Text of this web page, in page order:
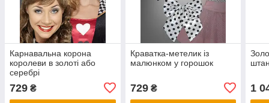
Карнавальна корона
королеви в золоті або
серебрі
729 ₴
Краватка-метелик із
малюнком у горошок
729₴ 1